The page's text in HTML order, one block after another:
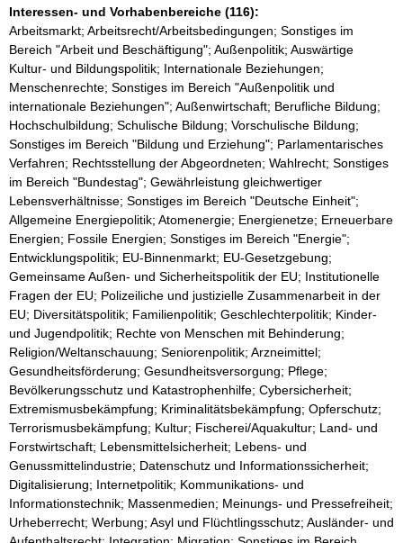
Interessen- und Vorhabenbereiche (116):
Arbeitsmarkt; Arbeitsrecht/Arbeitsbedingungen; Sonstiges im
Bereich "Arbeit und Beschäftigung"; Außenpolitik; Auswärtige
Kultur- und Bildungspolitik; Internationale Beziehungen;
Menschenrechte; Sonstiges im Bereich "Außenpolitik und
internationale Beziehungen"; Außenwirtschaft; Berufliche Bildung;
Hochschulbildung; Schulische Bildung; Vorschulische Bildung;
Sonstiges im Bereich "Bildung und Erziehung"; Parlamentarisches
Verfahren; Rechtsstellung der Abgeordneten; Wahlrecht; Sonstiges
im Bereich "Bundestag"; Gewährleistung gleichwertiger
Lebensverhältnisse; Sonstiges im Bereich "Deutsche Einheit";
Allgemeine Energiepolitik; Atomenergie; Energienetze; Erneuerbare
Energien; Fossile Energien; Sonstiges im Bereich "Energie";
Entwicklungspolitik; EU-Binnenmarkt; EU-Gesetzgebung;
Gemeinsame Außen- und Sicherheitspolitik der EU; Institutionelle
Fragen der EU; Polizeiliche und justizielle Zusammenarbeit in der
EU; Diversitätspolitik; Familienpolitik; Geschlechterpolitik; Kinder-
und Jugendpolitik; Rechte von Menschen mit Behinderung;
Religion/Weltanschauung; Seniorenpolitik; Arzneimittel;
Gesundheitsförderung; Gesundheitsversorgung; Pflege;
Bevölkerungsschutz und Katastrophenhilfe; Cybersicherheit;
Extremismusbekämpfung; Kriminalitätsbekämpfung; Opferschutz;
Terrorismusbekämpfung; Kultur; Fischerei/Aquakultur; Land- und
Forstwirtschaft; Lebensmittelsicherheit; Lebens- und
Genussmittelindustrie; Datenschutz und Informationssicherheit;
Digitalisierung; Internetpolitik; Kommunikations- und
Informationstechnik; Massenmedien; Meinungs- und Pressefreiheit;
Urheberrecht; Werbung; Asyl und Flüchtlingsschutz; Ausländer- und